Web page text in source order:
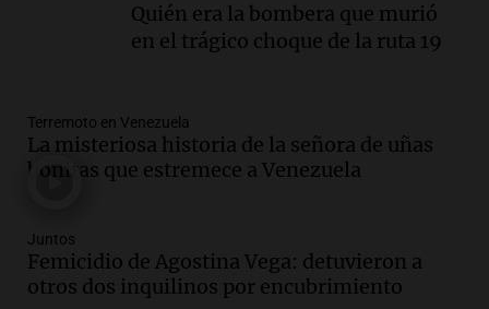
Córdoba: destituyeron a la
intendenta interina de Villa Santa Cruz
Episodios
Audio.Clases de tango y milonga en la
Confitería El Oriental: una propuesta
Noticias
Episodios
Audio.Más de la mitad de la población
Quién era la bombera que murió
en el trágico choque de la ruta 19
Terremoto en Venezuela
La misteriosa historia de la señora de uñas
bonitas que estremece a Venezuela
Juntos
Femicidio de Agostina Vega: detuvieron a
otros dos inquilinos por encubrimiento